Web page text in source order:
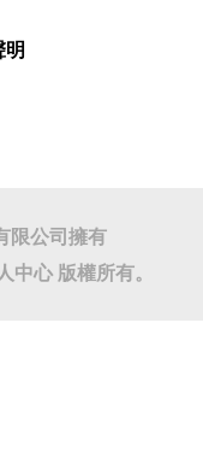
明
限公司擁有
心 版權所有。